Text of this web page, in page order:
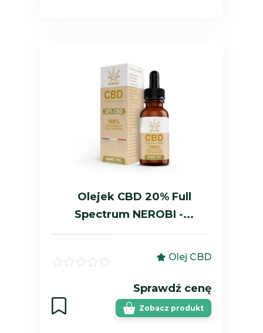
Olejek CBD 20% Full
Spectrum NEROBI -...
Olej CBD
Sprawdź cenę
Zobacz produkt